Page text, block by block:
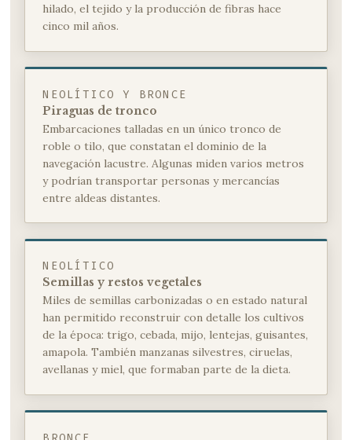
hilado, el tejido y la producción de fibras hace
cinco mil años.
NEOLÍTICO Y BRONCE
Piraguas de tronco
Embarcaciones talladas en un único tronco de
roble o tilo, que constatan el dominio de la
navegación lacustre. Algunas miden varios metros
y podrían transportar personas y mercancías
entre aldeas distantes.
NEOLÍTICO
Semillas y restos vegetales
Miles de semillas carbonizadas o en estado natural
han permitido reconstruir con detalle los cultivos
de la época: trigo, cebada, mijo, lentejas, guisantes,
amapola. También manzanas silvestres, ciruelas,
avellanas y miel, que formaban parte de la dieta.